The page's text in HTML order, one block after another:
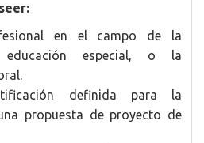
en el campo de la
especial, o la
definida para la
propuesta de proyecto de